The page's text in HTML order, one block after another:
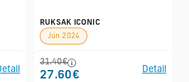
RUKSAK ICONIC
Jún 2024
31.40€
27.60€
Detail